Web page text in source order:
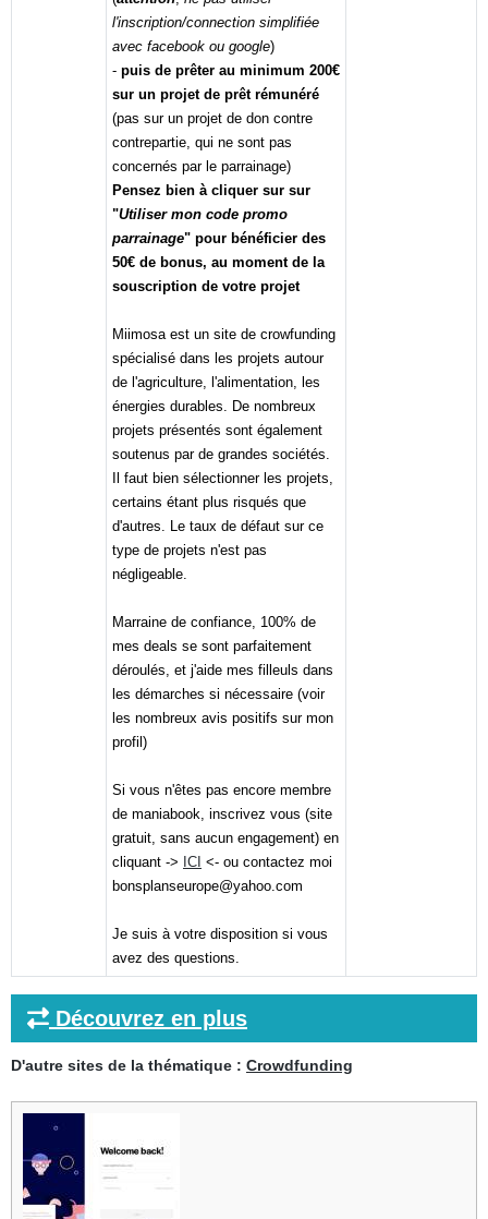
l'inscription/connection simplifiée
avec facebook ou google)
- puis de prêter au minimum 200€
sur un projet de prêt rémunéré
(pas sur un projet de don contre
contrepartie, qui ne sont pas
concernés par le parrainage)
Pensez bien à cliquer sur sur
"Utiliser mon code promo
parrainage" pour bénéficier des
50€ de bonus, au moment de la
souscription de votre projet
Miimosa est un site de crowfunding
spécialisé dans les projets autour
de l'agriculture, l'alimentation, les
énergies durables. De nombreux
projets présentés sont également
soutenus par de grandes sociétés.
Il faut bien sélectionner les projets,
certains étant plus risqués que
d'autres. Le taux de défaut sur ce
type de projets n'est pas
négligeable.
Marraine de confiance, 100% de
mes deals se sont parfaitement
déroulés, et j'aide mes filleuls dans
les démarches si nécessaire (voir
les nombreux avis positifs sur mon
profil)
Si vous n'êtes pas encore membre
de maniabook, inscrivez vous (site
gratuit, sans aucun engagement) en
cliquant -> ICI <- ou contactez moi
bonsplanseurope@yahoo.com
Je suis à votre disposition si vous
avez des questions.
Découvrez en plus
D'autre sites de la thématique : Crowdfunding